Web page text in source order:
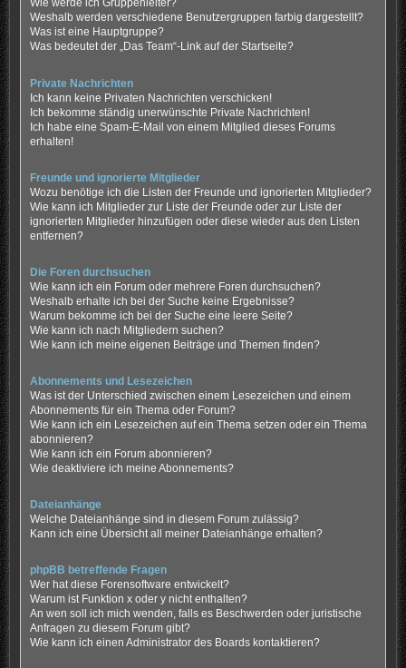
Wie werde ich Gruppenleiter?
Weshalb werden verschiedene Benutzergruppen farbig dargestellt?
Was ist eine Hauptgruppe?
Was bedeutet der „Das Team“-Link auf der Startseite?
Private Nachrichten
Ich kann keine Privaten Nachrichten verschicken!
Ich bekomme ständig unerwünschte Private Nachrichten!
Ich habe eine Spam-E-Mail von einem Mitglied dieses Forums
erhalten!
Freunde und ignorierte Mitglieder
Wozu benötige ich die Listen der Freunde und ignorierten Mitglieder?
Wie kann ich Mitglieder zur Liste der Freunde oder zur Liste der
ignorierten Mitglieder hinzufügen oder diese wieder aus den Listen
entfernen?
Die Foren durchsuchen
Wie kann ich ein Forum oder mehrere Foren durchsuchen?
Weshalb erhalte ich bei der Suche keine Ergebnisse?
Warum bekomme ich bei der Suche eine leere Seite?
Wie kann ich nach Mitgliedern suchen?
Wie kann ich meine eigenen Beiträge und Themen finden?
Abonnements und Lesezeichen
Was ist der Unterschied zwischen einem Lesezeichen und einem
Abonnements für ein Thema oder Forum?
Wie kann ich ein Lesezeichen auf ein Thema setzen oder ein Thema
abonnieren?
Wie kann ich ein Forum abonnieren?
Wie deaktiviere ich meine Abonnements?
Dateianhänge
Welche Dateianhänge sind in diesem Forum zulässig?
Kann ich eine Übersicht all meiner Dateianhänge erhalten?
phpBB betreffende Fragen
Wer hat diese Forensoftware entwickelt?
Warum ist Funktion x oder y nicht enthalten?
An wen soll ich mich wenden, falls es Beschwerden oder juristische
Anfragen zu diesem Forum gibt?
Wie kann ich einen Administrator des Boards kontaktieren?